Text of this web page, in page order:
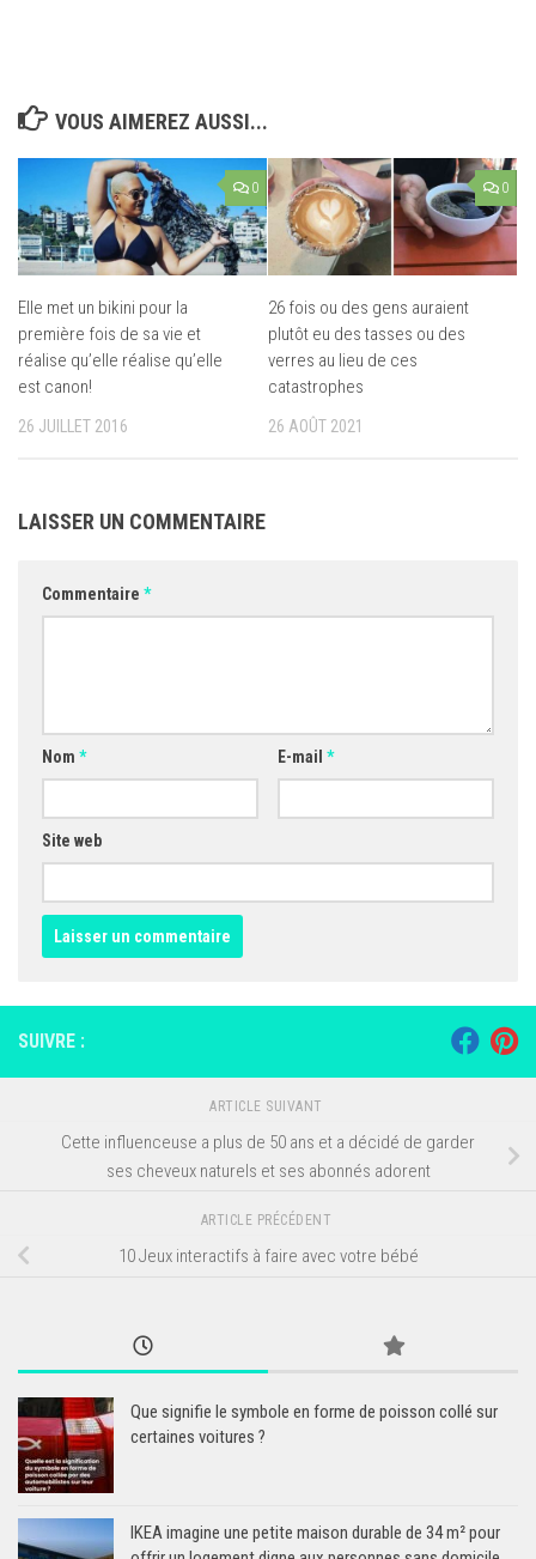
VOUS AIMEREZ AUSSI...
0
Elle met un bikini pour la
première fois de sa vie et
réalise qu’elle réalise qu’elle
est canon!
26 JUILLET 2016
0
26 fois ou des gens auraient
plutôt eu des tasses ou des
verres au lieu de ces
catastrophes
26 AOÛT 2021
LAISSER UN COMMENTAIRE
Commentaire *
Nom * E-mail *
Site web
SUIVRE :
ARTICLE SUIVANT
Cette influenceuse a plus de 50 ans et a décidé de garder
ses cheveux naturels et ses abonnés adorent
ARTICLE PRÉCÉDENT
10 Jeux interactifs à faire avec votre bébé
Que signifie le symbole en forme de poisson collé sur
certaines voitures ?
IKEA imagine une petite maison durable de 34 m² pour